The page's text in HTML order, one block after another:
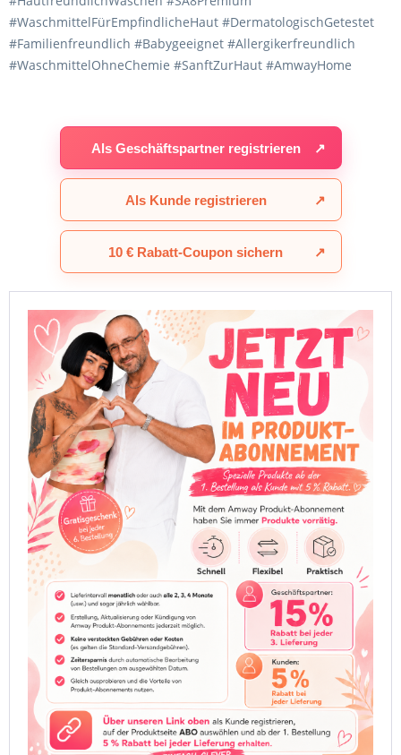
#WaschmittelFürEmpfindlicheHaut #DermatologischGetestet
#Familienfreundlich #Babygeeignet #Allergikerfreundlich
#WaschmittelOhneChemie #SanftZurHaut #AmwayHome
Als Geschäftspartner registrieren ↗
Als Kunde registrieren ↗
10 € Rabatt-Coupon sichern ↗